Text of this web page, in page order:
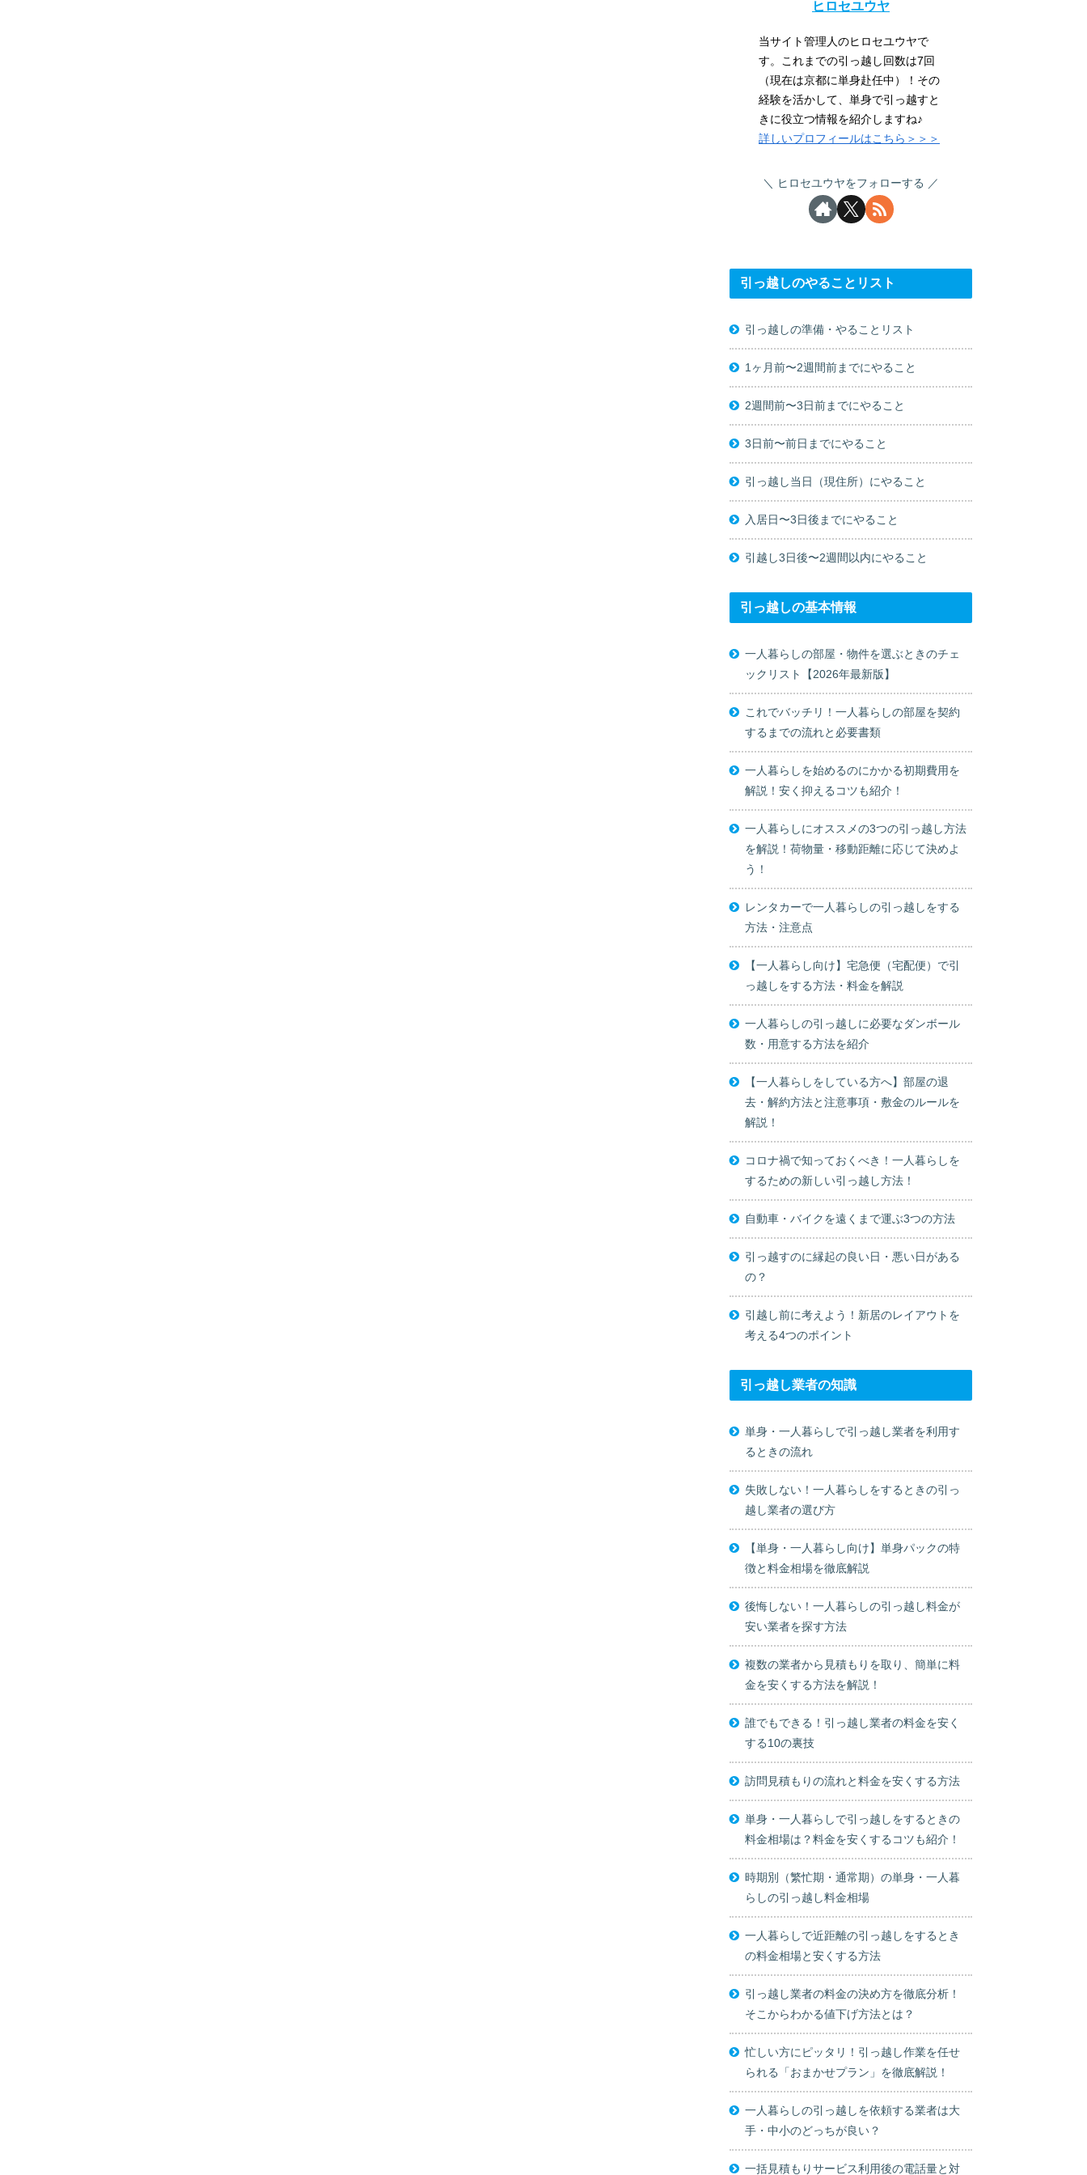
ヒロセユウヤ
当サイト管理人のヒロセユウヤで
す。これまでの引っ越し回数は7回
（現在は京都に単身赴任中）！その
経験を活かして、単身で引っ越すと
きに役立つ情報を紹介しますね♪
詳しいプロフィールはこちら＞＞＞
ヒロセユウヤをフォローする
引っ越しのやることリスト
引っ越しの準備・やることリスト
1ヶ月前〜2週間前までにやること
2週間前〜3日前までにやること
3日前〜前日までにやること
引っ越し当日（現住所）にやること
入居日〜3日後までにやること
引越し3日後〜2週間以内にやること
引っ越しの基本情報
一人暮らしの部屋・物件を選ぶときのチェ
ックリスト【2026年最新版】
これでバッチリ！一人暮らしの部屋を契約
するまでの流れと必要書類
一人暮らしを始めるのにかかる初期費用を
解説！安く抑えるコツも紹介！
一人暮らしにオススメの3つの引っ越し方法
を解説！荷物量・移動距離に応じて決めよ
う！
レンタカーで一人暮らしの引っ越しをする
方法・注意点
【一人暮らし向け】宅急便（宅配便）で引
っ越しをする方法・料金を解説
一人暮らしの引っ越しに必要なダンボール
数・用意する方法を紹介
【一人暮らしをしている方へ】部屋の退
去・解約方法と注意事項・敷金のルールを
解説！
コロナ禍で知っておくべき！一人暮らしを
するための新しい引っ越し方法！
自動車・バイクを遠くまで運ぶ3つの方法
引っ越すのに縁起の良い日・悪い日がある
の？
引越し前に考えよう！新居のレイアウトを
考える4つのポイント
引っ越し業者の知識
単身・一人暮らしで引っ越し業者を利用す
るときの流れ
失敗しない！一人暮らしをするときの引っ
越し業者の選び方
【単身・一人暮らし向け】単身パックの特
徴と料金相場を徹底解説
後悔しない！一人暮らしの引っ越し料金が
安い業者を探す方法
複数の業者から見積もりを取り、簡単に料
金を安くする方法を解説！
誰でもできる！引っ越し業者の料金を安く
する10の裏技
訪問見積もりの流れと料金を安くする方法
単身・一人暮らしで引っ越しをするときの
料金相場は？料金を安くするコツも紹介！
時期別（繁忙期・通常期）の単身・一人暮
らしの引っ越し料金相場
一人暮らしで近距離の引っ越しをするとき
の料金相場と安くする方法
引っ越し業者の料金の決め方を徹底分析！
そこからわかる値下げ方法とは？
忙しい方にピッタリ！引っ越し作業を任せ
られる「おまかせプラン」を徹底解説！
一人暮らしの引っ越しを依頼する業者は大
手・中小のどっちが良い？
一括見積もりサービス利用後の電話量と対